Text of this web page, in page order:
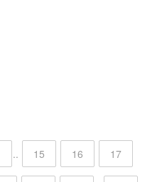
.. 15 16 17